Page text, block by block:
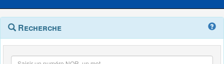
Navigation
outils
Menu
contextuel
Recherche